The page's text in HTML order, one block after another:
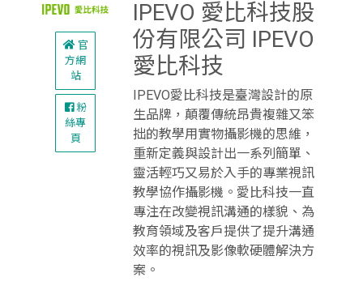
官
方網
站
粉
絲專
頁
IPEVO 愛比科技股
份有限公司 IPEVO
愛比科技
IPEVO愛比科技是臺灣設計的原
生品牌，顛覆傳統昂貴複雜又笨
拙的教學用實物攝影機的思維，
重新定義與設計出一系列簡單、
靈活輕巧又易於入手的專業視訊
教學協作攝影機。愛比科技一直
專注在改變視訊溝通的樣貌、為
教育領域及客戶提供了提升溝通
效率的視訊及影像軟硬體解決方
案。